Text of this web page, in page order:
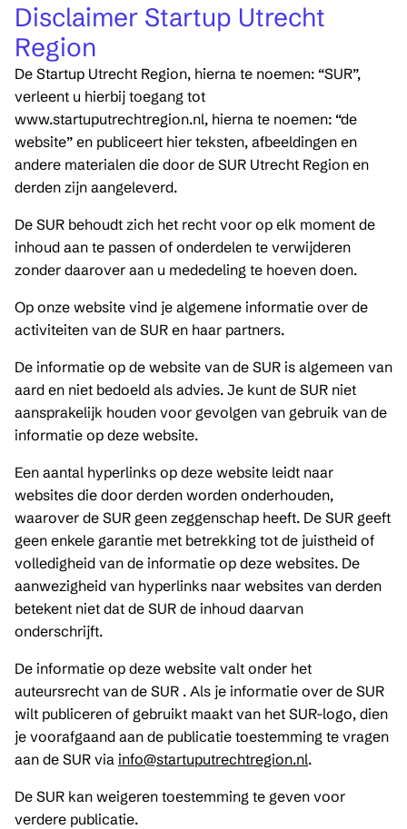
Disclaimer Startup Utrecht
Region
De Startup Utrecht Region, hierna te noemen: “SUR”,
verleent u hierbij toegang tot
www.startuputrechtregion.nl, hierna te noemen: “de
website” en publiceert hier teksten, afbeeldingen en
andere materialen die door de SUR Utrecht Region en
derden zijn aangeleverd.
De SUR behoudt zich het recht voor op elk moment de
inhoud aan te passen of onderdelen te verwijderen
zonder daarover aan u mededeling te hoeven doen.
Op onze website vind je algemene informatie over de
activiteiten van de SUR en haar partners.
De informatie op de website van de SUR is algemeen van
aard en niet bedoeld als advies. Je kunt de SUR niet
aansprakelijk houden voor gevolgen van gebruik van de
informatie op deze website.
Een aantal hyperlinks op deze website leidt naar
websites die door derden worden onderhouden,
waarover de SUR geen zeggenschap heeft. De SUR geeft
geen enkele garantie met betrekking tot de juistheid of
volledigheid van de informatie op deze websites. De
aanwezigheid van hyperlinks naar websites van derden
betekent niet dat de SUR de inhoud daarvan
onderschrijft.
De informatie op deze website valt onder het
auteursrecht van de SUR . Als je informatie over de SUR
wilt publiceren of gebruikt maakt van het SUR-logo, dien
je voorafgaand aan de publicatie toestemming te vragen
aan de SUR via info@startuputrechtregion.nl.
De SUR kan weigeren toestemming te geven voor
verdere publicatie.